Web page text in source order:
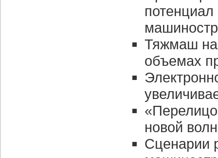
потенциал
Тяжмаш на
объемах
новой
Сценарии